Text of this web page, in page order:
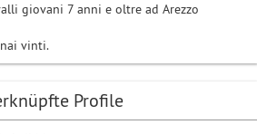
giovani 7 anni e oltre ad Arezzo
vinti.
Profile